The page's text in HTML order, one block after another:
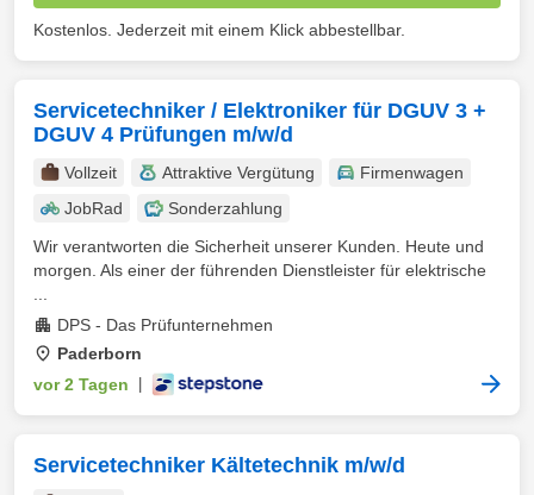
Kostenlos. Jederzeit mit einem Klick abbestellbar.
Servicetechniker / Elektroniker für DGUV 3 +
DGUV 4 Prüfungen m/w/d
Vollzeit Attraktive Vergütung
Firmenwagen
JobRad
Sonderzahlung
Wir verantworten die Sicherheit unserer Kunden. Heute und
morgen. Als einer der führenden Dienstleister für elektrische
DPS - Das Prüfunternehmen
Paderborn
vor 2 Tagen
Servicetechniker Kältetechnik m/w/d